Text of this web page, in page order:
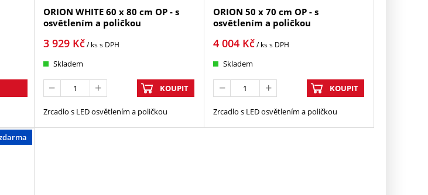
ORION WHITE 60 x 80 cm OP - s
osvětlením a poličkou
3 929Kč/ kss DPH
Skladem
KOUPIT
Zrcadlo s LED osvětlením a poličkou
ORION 50 x 70 cm OP - s
osvětlením a poličkou
4 004 Kč/ kss DPH
Skladem
KOUPIT
Zrcadlo s LED osvětlením a poličkou